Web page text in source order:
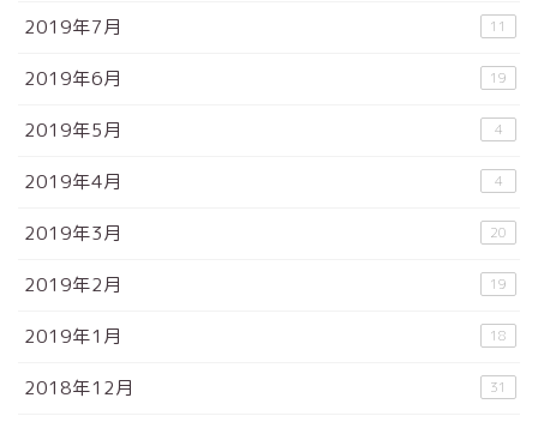
2019年7月 11
2019年6月 19
2019年5月 4
2019年4月 4
2019年3月 20
2019年2月 19
2019年1月 18
2018年12月 31